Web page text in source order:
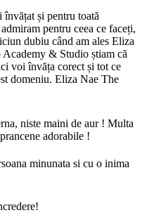
și pentru toată
pentru ceea ce faceți,
dubiu când am ales Eliza
& Studio știam că
voi învăța corect și tot ce
domeniu. Eliza Nae The
niste maini de aur ! Multa
adorabile !
minunata si cu o inima